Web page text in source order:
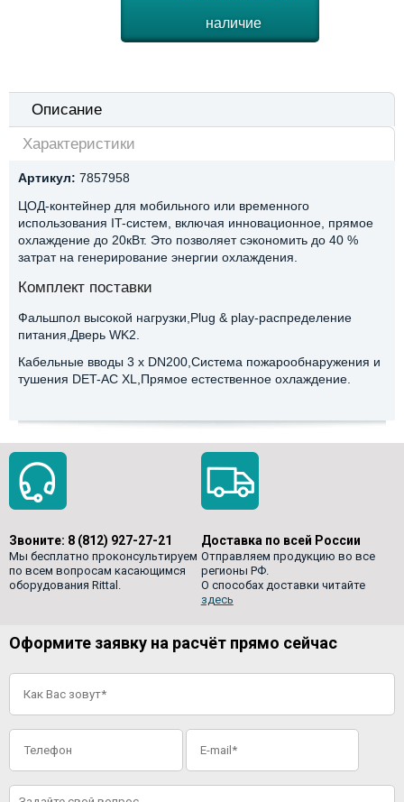
наличие
Описание
Характеристики
Артикул: 7857958
ЦОД-контейнер для мобильного или временного
использования IT-систем, включая инновационное, прямое
охлаждение до 20кВт. Это позволяет сэкономить до 40 %
затрат на генерирование энергии охлаждения.
Комплект поставки
Фальшпол высокой нагрузки,Plug & play-распределение
питания,Дверь WK2.
Кабельные вводы 3 x DN200,Система пожарообнаружения и
тушения DET-AC XL,Прямое естественное охлаждение.
Звоните: 8 (812) 927-27-21
Мы бесплатно проконсультируем
по всем вопросам касающимся
оборудования Rittal.
Доставка по всей России
Отправляем продукцию во все
регионы РФ.
О способах доставки читайте
здесь
Оформите заявку на расчёт прямо сейчас